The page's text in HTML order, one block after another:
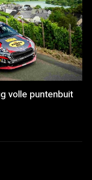
volle puntenbuit